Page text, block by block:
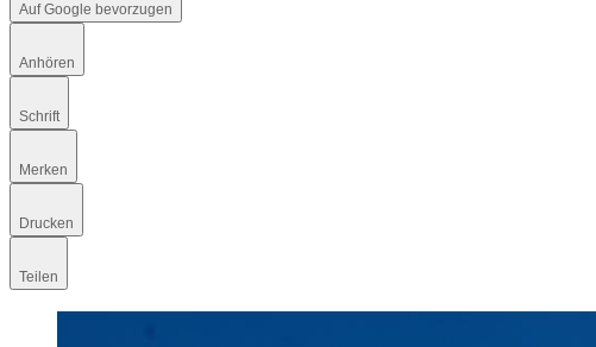
Auf Google bevorzugen
Anhören
Schrift
Merken
Drucken
Teilen